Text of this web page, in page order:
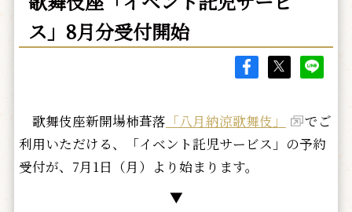
ス」8月分受付開始
歌舞伎座新開場柿葺落 「八月納涼歌舞伎」
でご
利用いただける、「イベント託児サービス」の予約
受付が、7月1日（月）より始まります。
▼